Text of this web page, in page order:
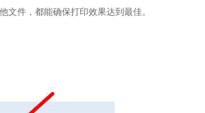
文件，都能确保打印效果达到最佳。